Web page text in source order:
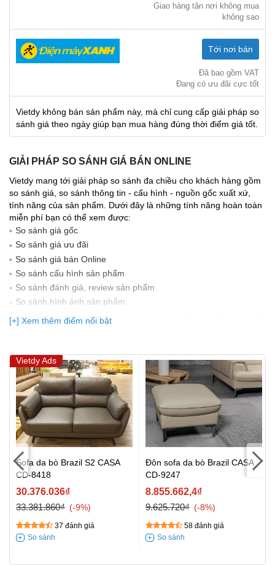
Giao hàng tận nơi không mua
không sao
Tới nơi bán
Đã bao gồm VAT
Đang có ưu đãi cực tốt
Vietdy không bán sản phẩm này, mà chỉ cung cấp giải pháp so
sánh giá theo ngày giúp bạn mua hàng đúng thời điểm giá tốt.
GIẢI PHÁP SO SÁNH GIÁ BÁN ONLINE
Vietdy mang tới giải pháp so sánh đa chiều cho khách hàng gồm
so sánh giá, so sánh thông tin - cấu hình - nguồn gốc xuất xứ,
tính năng của sản phẩm. Dưới đây là những tính năng hoàn toàn
miễn phí bạn có thể xem được:
So sánh giá gốc
So sánh giá ưu đãi
So sánh giá bán Online
So sánh cấu hình sản phẩm
So sánh đánh giá, review sản phẩm
So sảnh hình ảnh sản phẩm
(Bạn đang được xem so sánh giá, xem giá biến động Realtime 10
lần cập nhật gần nhất)
[+] Xem thêm điểm nổi bật
Vietdy Ads
Sofa da bò Brazil S2 CASA
CD-8418
30.376.036₫
33.381.860₫
-9%
37 đánh giá
Đôn sofa da bò Brazil CASA
CD-9247
8.855.662,4₫
9.625.720₫
-8%
58 đánh giá